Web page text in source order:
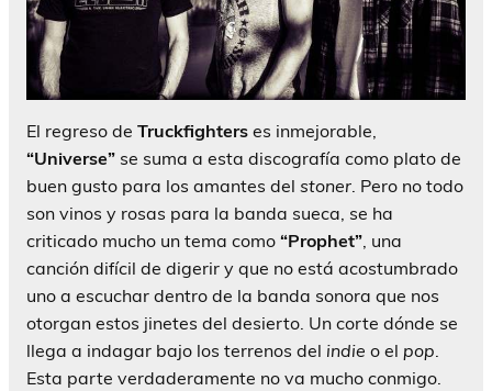
El regreso de Truckfighters es inmejorable,
“Universe” se suma a esta discografía como plato de
buen gusto para los amantes del stoner. Pero no todo
son vinos y rosas para la banda sueca, se ha
criticado mucho un tema como “Prophet”, una
canción difícil de digerir y que no está acostumbrado
uno a escuchar dentro de la banda sonora que nos
otorgan estos jinetes del desierto. Un corte dónde se
llega a indagar bajo los terrenos del indie o el pop.
Esta parte verdaderamente no va mucho conmigo.